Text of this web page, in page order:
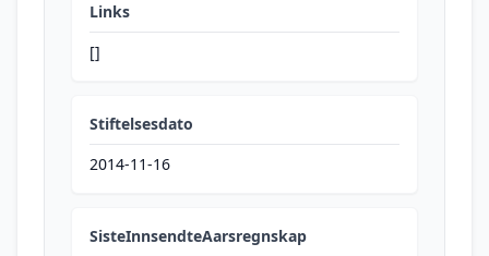
Links
[]
Stiftelsesdato
2014-11-16
SisteInnsendteAarsregnskap